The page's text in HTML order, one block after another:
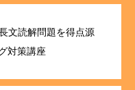
文読解問題を得点源
対策講座